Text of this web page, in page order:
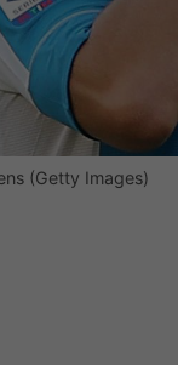
(Getty Images)